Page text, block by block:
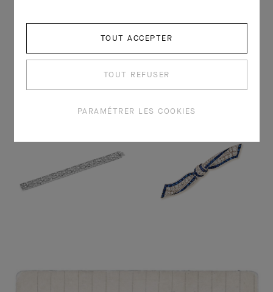
TOUT ACCEPTER
TOUT REFUSER
PARAMÉTRER LES COOKIES